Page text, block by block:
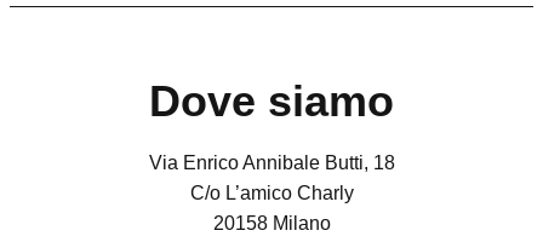
Dove siamo
Via Enrico Annibale Butti, 18
C/o L’amico Charly
20158 Milano